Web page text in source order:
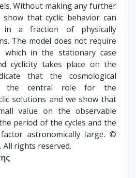
Without making any further
show that cyclic behavior can
in a fraction of physically
The model does not require
which in the stationary case
cyclicity takes place on the
that the cosmological
the central role for the
solutions and we show that
value on the observable
period of the cycles and the
astronomically large. ©
All rights reserved.